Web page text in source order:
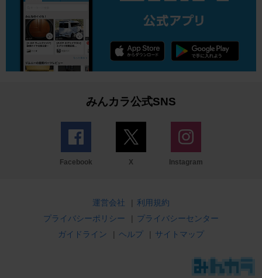
みんカラ公式SNS
Facebook X Instagram
運営会社 | 利用規約
プライバシーポリシー
| プライバシーセンター
ガイドライン
| ヘルプ | サイトマップ